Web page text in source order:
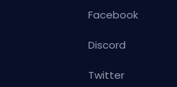
Facebook
Discord
Twitter